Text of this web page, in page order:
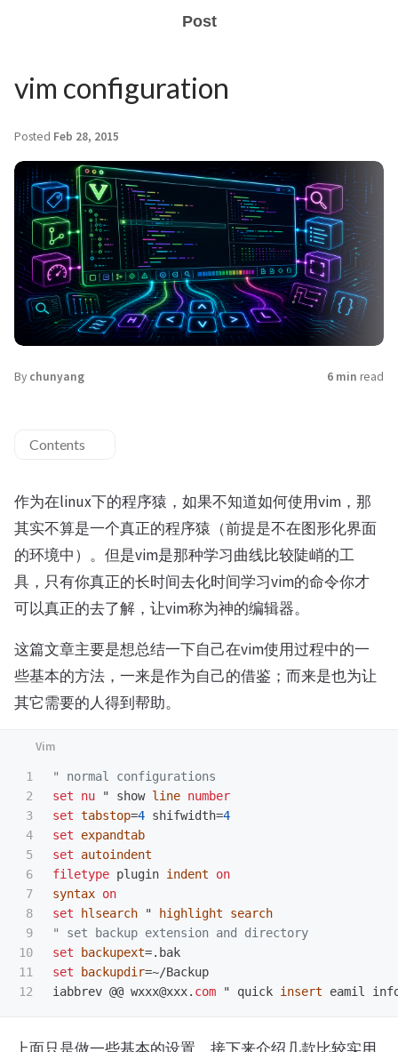
Post
vim configuration
Posted Feb 28, 2015
By chunyang 6 min read
Contents
作为在linux下的程序猿，如果不知道如何使用vim，那
其实不算是一个真正的程序猿（前提是不在图形化界面
的环境中）。但是vim是那种学习曲线比较陡峭的工
具，只有你真正的长时间去化时间学习vim的命令你才
可以真正的去了解，让vim称为神的编辑器。
这篇文章主要是想总结一下自己在vim使用过程中的一
些基本的方法，一来是作为自己的借鉴；而来是也为让
其它需要的人得到帮助。
1
2
3
4
5
6
7
8
9
10
11
" normal configurations
set
nu " show line number
set tabstop=4 shifwidth=4
set
expandtab
set
autoindent
filetype plugin indent
on
syntax on
set
hlsearch " highlight
search
" set backup extension and directory
set
backupext=.
set
backupdir=~/Backup
iabbrev @@ wxxx@xxx. com " quick insert